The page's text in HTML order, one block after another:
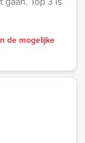
de mogelijke